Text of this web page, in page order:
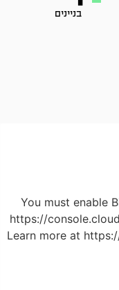
בניינים
You must enable
https://
Learn more at